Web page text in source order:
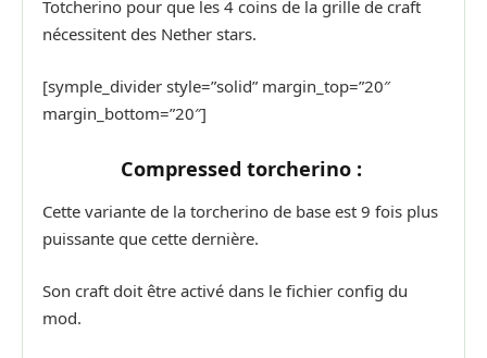
Totcherino pour que les 4 coins de la grille de craft
nécessitent des Nether stars.
[symple_divider style=”solid” margin_top=”20″
margin_bottom=”20″]
Compressed torcherino :
Cette variante de la torcherino de base est 9 fois plus
puissante que cette dernière.
Son craft doit être activé dans le fichier config du
mod.